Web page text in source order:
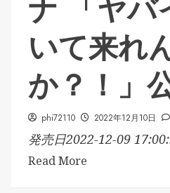
ナ 「ヤバ
いて来れ
か？！」
phi72110 2022年12月10日
発売日2022-12-09
Read More